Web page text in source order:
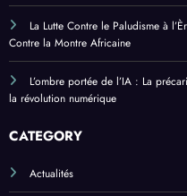
La Lutte Contre le Paludisme à
Contre la Montre Africaine
L’ombre portée de l’IA : La
la révolution numérique
CATEGORY
Actualités